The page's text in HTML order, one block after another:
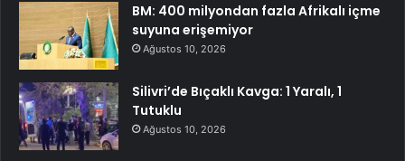
BM: 400 milyondan fazla Afrikalı içme
suyuna erişemiyor
Ağustos 10, 2026
Silivri’de Bıçaklı Kavga: 1 Yaralı, 1
Tutuklu
Ağustos 10, 2026